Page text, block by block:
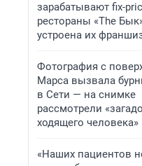
зарабатывают fix-
рестораны «The
устроена их
Фотография с
Марса вызвала
в Сети — на снимке
рассмотрели
ходящего человека»
«Наших пациентов